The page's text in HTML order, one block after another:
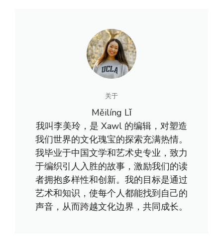
关于
Měilíng Lǐ
我叫李美玲，是 Xawl 的编辑，对塑造
我们世界的文化瑰宝的探索充满热情。
我毕业于中国文学和艺术史专业，致力
于编织引人入胜的故事，激励我们的读
者拥抱多样性和创新。我的目标是通过
艺术和知识，使每个人都能找到自己的
声音，从而跨越文化边界，共同成长。